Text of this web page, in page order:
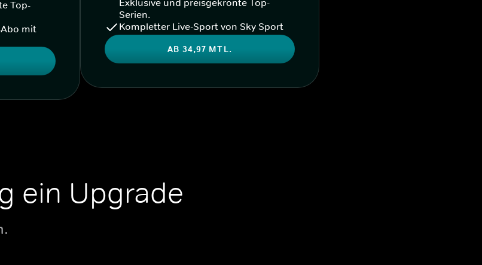
Top-
mit
Serien.
Kompletter Live-Sport von Sky Sport
AB 34,97 MTL.
ein Upgrade